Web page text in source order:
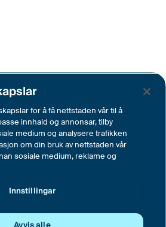
for å få nettstaden vår til å
innhald og annonsar, tilby
medium og analysere trafikken
om din bruk av nettstaden vår
sosiale medium, reklame og
Innstillingar